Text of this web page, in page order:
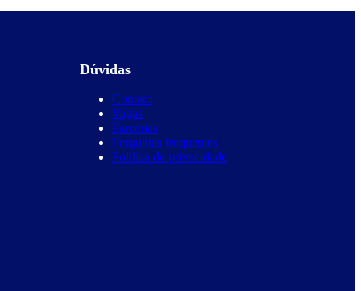
Dúvidas
Contato
Vagas
Parcerias
Perguntas frequentes
Política de privacidade